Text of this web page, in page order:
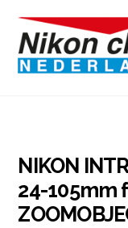
content
NIKON
24-105mm